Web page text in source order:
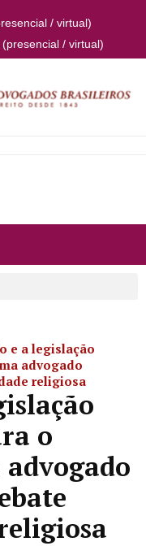
/ virtual)
/ virtual)
e a legislação
advogado
religiosa
o